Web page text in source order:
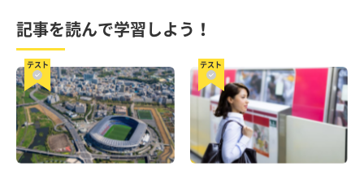
記事を読んで学習しよう！
テスト テスト